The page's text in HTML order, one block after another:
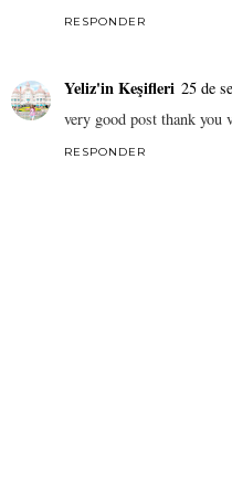
RESPONDER
Yeliz'in Keşifleri 25 de
very good post thank you
RESPONDER